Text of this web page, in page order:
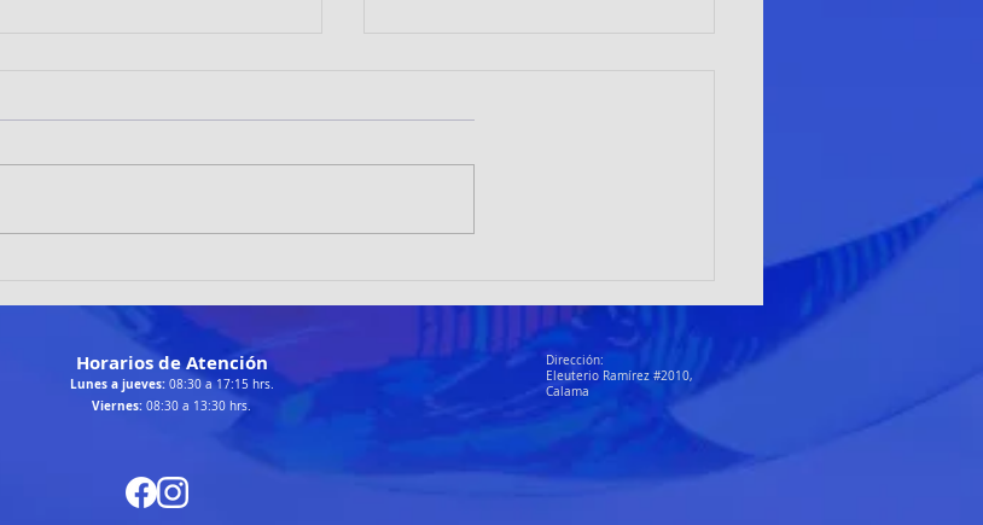
CORMUDEP DESTACAN EN
EL INTER ZONAL ZONAS 1
DESTACAN EN LA RUTA
CHANGA 2026 DE TALTAL
Horarios de Atención
Lunes a jueves: 08:30 a 17:15 hrs.
Viernes: 08:30 a 13:30 hrs.
Dirección:
Eleuterio Ramírez #2010,
Calama